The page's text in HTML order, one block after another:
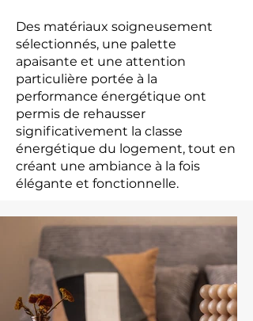
Des matériaux soigneusement
sélectionnés, une palette
apaisante et une attention
particulière portée à la
performance énergétique ont
permis de rehausser
significativement la classe
énergétique du logement, tout en
créant une ambiance à la fois
élégante et fonctionnelle.